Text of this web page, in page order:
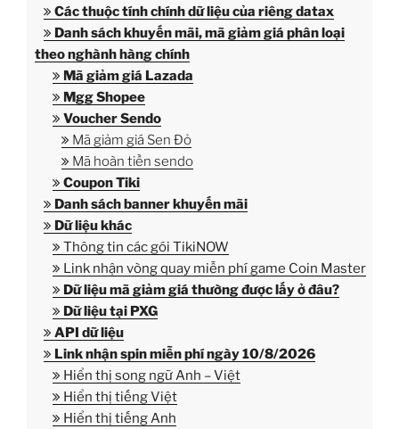
Các thuộc tính chính dữ liệu của riêng datax
Danh sách khuyến mãi, mã giảm giá phân loại
theo nghành hàng chính
Mã giảm giá Lazada
Mgg Shopee
Voucher Sendo
Mã giảm giá Sen Đỏ
Mã hoàn tiền sendo
Coupon Tiki
Danh sách banner khuyến mãi
Dữ liệu khác
Thông tin các gói TikiNOW
Link nhận vòng quay miễn phí game Coin Master
Dữ liệu mã giảm giá thường được lấy ở đâu?
Dữ liệu tại PXG
API dữ liệu
Link nhận spin miễn phí ngày10/8/2026
Hiển thị song ngữ Anh – Việt
Hiển thị tiếng Việt
Hiển thị tiếng Anh